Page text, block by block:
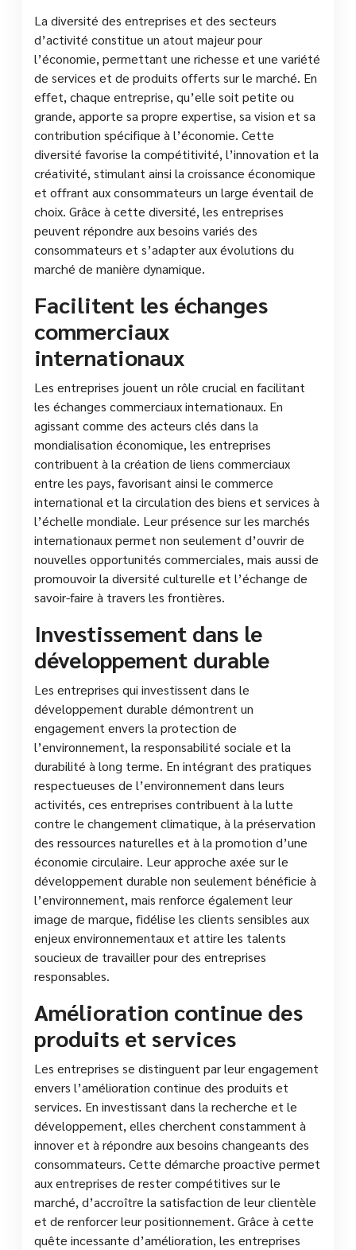
La diversité des entreprises et des secteurs
d’activité constitue un atout majeur pour
l’économie, permettant une richesse et une variété
de services et de produits offerts sur le marché. En
effet, chaque entreprise, qu’elle soit petite ou
grande, apporte sa propre expertise, sa vision et sa
contribution spécifique à l’économie. Cette
diversité favorise la compétitivité, l’innovation et la
créativité, stimulant ainsi la croissance économique
et offrant aux consommateurs un large éventail de
choix. Grâce à cette diversité, les entreprises
peuvent répondre aux besoins variés des
consommateurs et s’adapter aux évolutions du
marché de manière dynamique.
Facilitent les échanges
commerciaux
internationaux
Les entreprises jouent un rôle crucial en facilitant
les échanges commerciaux internationaux. En
agissant comme des acteurs clés dans la
mondialisation économique, les entreprises
contribuent à la création de liens commerciaux
entre les pays, favorisant ainsi le commerce
international et la circulation des biens et services à
l’échelle mondiale. Leur présence sur les marchés
internationaux permet non seulement d’ouvrir de
nouvelles opportunités commerciales, mais aussi de
promouvoir la diversité culturelle et l’échange de
savoir-faire à travers les frontières.
Investissement dans le
développement durable
Les entreprises qui investissent dans le
développement durable démontrent un
engagement envers la protection de
l’environnement, la responsabilité sociale et la
durabilité à long terme. En intégrant des pratiques
respectueuses de l’environnement dans leurs
activités, ces entreprises contribuent à la lutte
contre le changement climatique, à la préservation
des ressources naturelles et à la promotion d’une
économie circulaire. Leur approche axée sur le
développement durable non seulement bénéficie à
l’environnement, mais renforce également leur
image de marque, fidélise les clients sensibles aux
enjeux environnementaux et attire les talents
soucieux de travailler pour des entreprises
responsables.
Amélioration continue des
produits et services
Les entreprises se distinguent par leur engagement
envers l’amélioration continue des produits et
services. En investissant dans la recherche et le
développement, elles cherchent constamment à
innover et à répondre aux besoins changeants des
consommateurs. Cette démarche proactive permet
aux entreprises de rester compétitives sur le
marché, d’accroître la satisfaction de leur clientèle
et de renforcer leur positionnement. Grâce à cette
quête incessante d’amélioration, les entreprises